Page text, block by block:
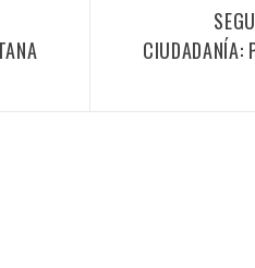
CIUDADANÍA: